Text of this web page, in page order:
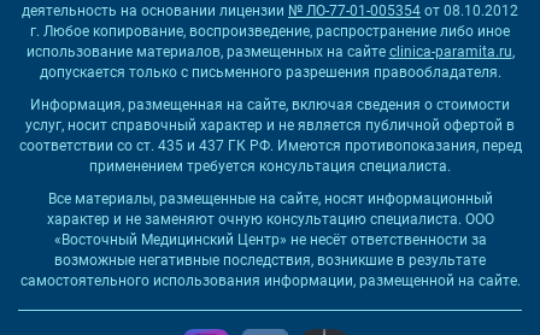
деятельность на основании лицензии № ЛО-77-01-005354 от 08.10.2012
г. Любое копирование, воспроизведение, распространение либо иное
использование материалов, размещенных на сайте clinica-paramita.ru,
допускается только с письменного разрешения правообладателя.
Информация, размещенная на сайте, включая сведения о стоимости
услуг, носит справочный характер и не является публичной офертой в
соответствии со ст. 435 и 437 ГК РФ. Имеются противопоказания, перед
применением требуется консультация специалиста.
Все материалы, размещенные на сайте, носят информационный
характер и не заменяют очную консультацию специалиста. ООО
«Восточный Медицинский Центр» не несёт ответственности за
возможные негативные последствия, возникшие в результате
самостоятельного использования информации, размещенной на сайте.